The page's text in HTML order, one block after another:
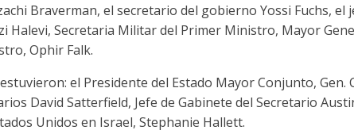
Braverman, el secretario del gobierno Yossi Fuchs, el
Halevi, Secretaria Militar del Primer Ministro, Mayor
Ophir Falk.
el Presidente del Estado Mayor Conjunto, Gen.
David Satterfield, Jefe de Gabinete del Secretario
Unidos en Israel, Stephanie Hallett.